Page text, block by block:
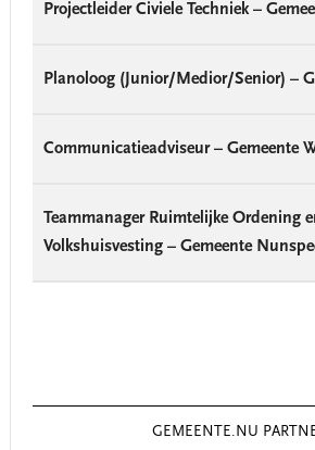
Projectleider Civiele Techniek –
Planoloog (Junior/Medior/Senior) –
Communicatieadviseur – Gemeente
Teammanager Ruimtelijke Ordening
Volkshuisvesting – Gemeente
GEMEENTE.NU